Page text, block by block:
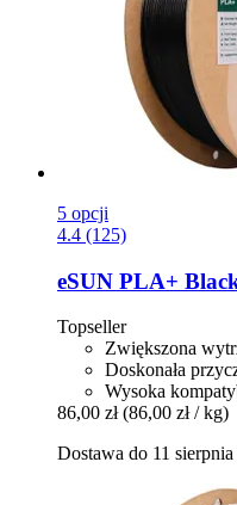
5 opcji
4.4 (125)
eSUN PLA+
Topseller
Zwiększona
Doskonała
Wysoka
86,00 zł (86,00 zł / kg)
Dostawa do 11 sierpnia